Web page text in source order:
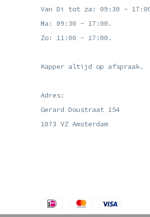
Van Di tot za: 09:30 -
Ma: 09:30 - 17:00.
Zo: 11:00 - 17:00.
Kapper altijd op afspraak.
Adres:
Gerard Doustraat 154
1073 VZ Amsterdam